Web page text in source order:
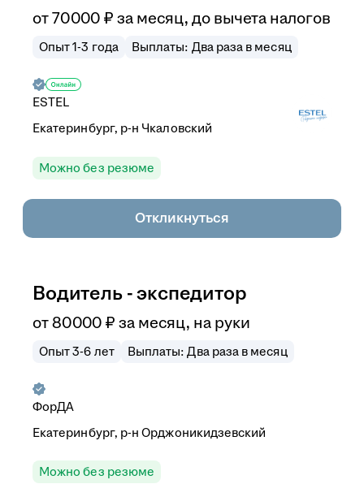
от70 000 ₽ за месяц,до вычета налогов
Опыт 1-3 года Выплаты: Два раза в месяц
ESTEL
Екатеринбург, р-н Чкаловский
Можно без резюме
Откликнуться
Водитель - экспедитор
от80 000 ₽ за месяц, на руки
Опыт 3-6 лет Выплаты: Два раза в месяц
ФорДА
Екатеринбург, р-н Орджоникидзевский
Можно без резюме